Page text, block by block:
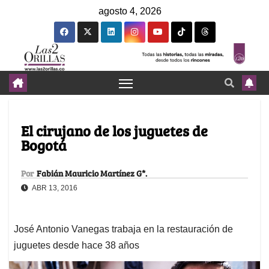
agosto 4, 2026
El cirujano de los juguetes de
Bogotá
Por Fabián Mauricio Martínez G*.
ABR 13, 2016
José Antonio Vanegas trabaja en la restauración de
juguetes desde hace 38 años